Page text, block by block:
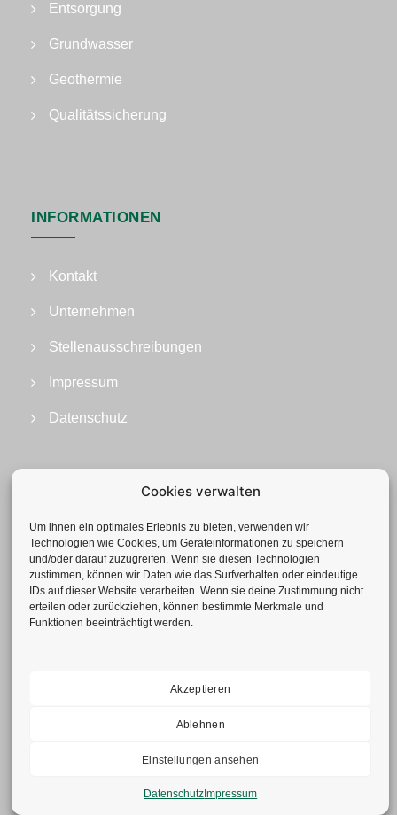
Cookies verwalten
Um ihnen ein optimales Erlebnis zu bieten, verwenden wir
Technologien wie Cookies, um Geräteinformationen zu speichern
und/oder darauf zuzugreifen. Wenn sie diesen Technologien
zustimmen, können wir Daten wie das Surfverhalten oder eindeutige
IDs auf dieser Website verarbeiten. Wenn sie deine Zustimmung nicht
erteilen oder zurückziehen, können bestimmte Merkmale und
Funktionen beeinträchtigt werden.
Akzeptieren
Ablehnen
Einstellungen ansehen
Datenschutz Impressum
Entsorgung
Grundwasser
Geothermie
Qualitätssicherung
INFORMATIONEN
Kontakt
Unternehmen
Stellenausschreibungen
Impressum
Datenschutz
Geotechnisches Büro GmbH
Fax: +49(0)241-52 77 62